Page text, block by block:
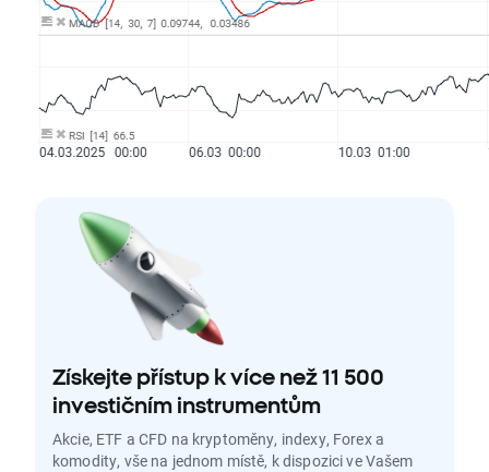
Získejte přístup k více než 11 500
investičním instrumentům
Akcie, ETF a CFD na kryptoměny, indexy, Forex a
komodity, vše na jednom místě, k dispozici ve Vašem